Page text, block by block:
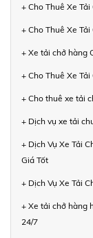
+ Cho Thuê Xe
+ Cho Thuê Xe
+ Xe tải chở hàng
+ Cho Thuê Xe
+ Cho thuê xe tải
+ Dịch vụ xe tải
+ Dịch Vụ Xe Tải
Giá Tốt
+ Dịch Vụ Xe Tải
+ Xe tải chở hàng
24/7